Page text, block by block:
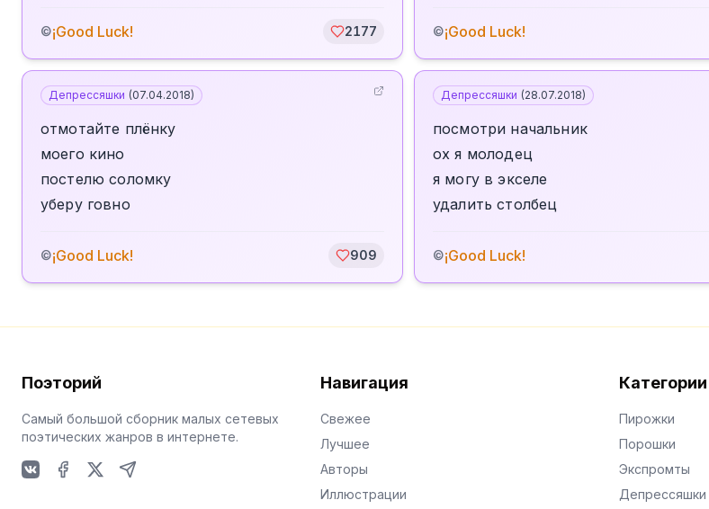
©¡Good Luck! 2177 ©¡Good Luck!
Депрессяшки (07.04.2018)
отмотайте плёнку
моего кино
постелю соломку
уберу говно
©¡Good Luck! 909
Депрессяшки (28.07.2018)
посмотри начальник
ох я молодец
я могу в экселе
удалить столбец
©¡Good Luck!
Поэторий
Самый большой сборник малых сетевых
поэтических жанров в интернете.
Навигация
Свежее
Лучшее
Авторы
Иллюстрации
Категории
Пирожки
Порошки
Экспромты
Депрессяшки